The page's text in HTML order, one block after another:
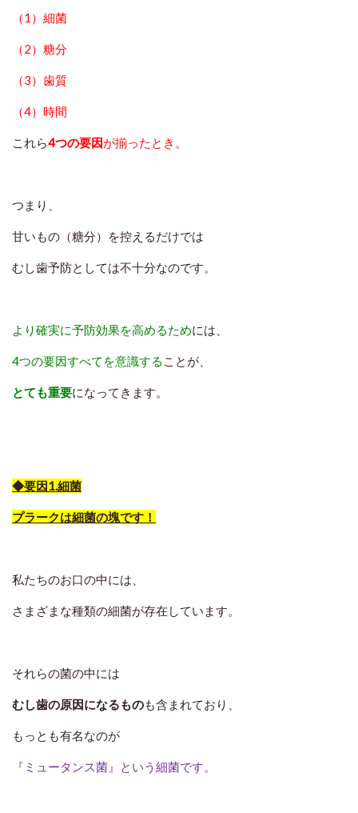
（1）細菌
（2）糖分
（3）歯質
（4）時間
これら4つの要因が揃ったとき。
つまり、
甘いもの（糖分）を控えるだけでは
むし歯予防としては不十分なのです。
より確実に予防効果を高めるためには、
4つの要因すべてを意識する ことが、
とても重要になってきます。
◆要因1.細菌
プラークは細菌の塊です！
私たちのお口の中には、
さまざまな種類の細菌が存在しています。
それらの菌の中には
むし歯の原因になるものも含まれており、
もっとも有名なのが
『ミュータンス菌』という細菌です。